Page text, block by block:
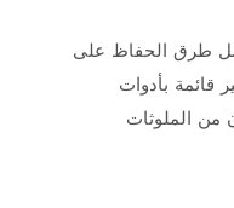
طرق الحفاظ على
قائمة بأدوات
من الملوثات